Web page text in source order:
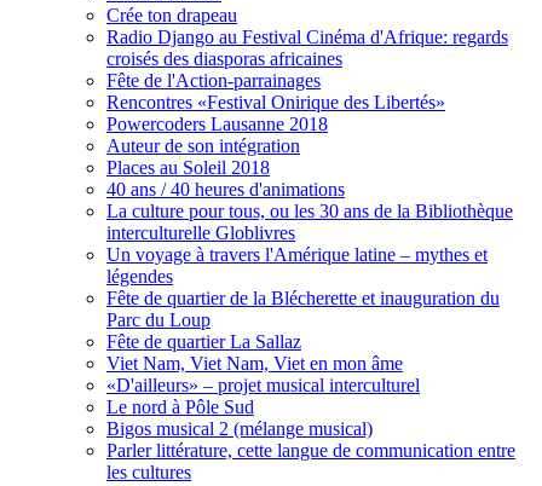
Crée ton drapeau
Radio Django au Festival Cinéma d'Afrique: regards
croisés des diasporas africaines
Fête de l'Action-parrainages
Rencontres «Festival Onirique des Libertés»
Powercoders Lausanne 2018
Auteur de son intégration
Places au Soleil 2018
40 ans / 40 heures d'animations
La culture pour tous, ou les 30 ans de la Bibliothèque
interculturelle Globlivres
Un voyage à travers l'Amérique latine – mythes et
légendes
Fête de quartier de la Blécherette et inauguration du
Parc du Loup
Fête de quartier La Sallaz
Viet Nam, Viet Nam, Viet en mon âme
«D'ailleurs» – projet musical interculturel
Le nord à Pôle Sud
Bigos musical 2 (mélange musical)
Parler littérature, cette langue de communication entre
les cultures